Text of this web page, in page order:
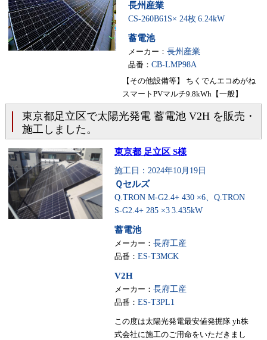
長州産業
CS-260B61S× 24枚 6.24kW
蓄電池
メーカー： 長州産業
品番： CB-LMP98A
【その他設備等】 ちくでんエコめがね
スマートPVマルチ9.8kWh【一般】
東京都足立区で太陽光発電 蓄電池 V2H を販売・
施工しました。
東京都 足立区 S様
施工日：2024年10月19日
Ｑセルズ
Q.TRON M-G2.4+ 430 ×6、Q.TRON
S-G2.4+ 285 ×3 3.435kW
蓄電池
メーカー： 長府工産
品番： ES-T3MCK
V2H
メーカー： 長府工産
品番： ES-T3PL1
この度は太陽光発電最安値発掘隊 yh株
式会社に施工のご用命をいただきまし